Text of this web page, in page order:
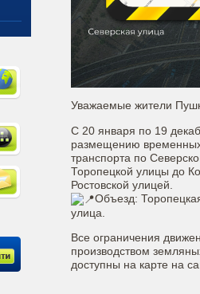
Уважаемые жители
С 20 января по 19
размещению
транспорта по
Торопецкой улицы до
Ростовской улицей.
Объезд:
улица.
Все ограничения
производством
доступны на карте на